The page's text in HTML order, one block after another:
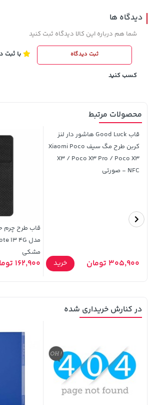
103,080,000 تومان خرید
141,000 تومان
35,980,000 تومان
141,000 تومان
دیدگاه ها
شما هم درباره این کالا دیدگاه ثبت کنید
ثبت دیدگاه
کسب کنید
محصولات مرتبط
قاب Good Luck هاشور دار لنز
کربن طرح مگ سیف Xiaomi Poco
X3 / Poco X3 Pro / Poco X3
NFC - صورتی
305,900 تومان خرید
مشکی
162,900 تومان
در کنارش خریداری شده